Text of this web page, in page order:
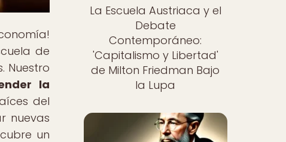
de
Nuestro
la
del
nuevas
un
La Escuela Austriaca y el
Debate
Contemporáneo:
'Capitalismo y Libertad'
de Milton Friedman Bajo
la Lupa